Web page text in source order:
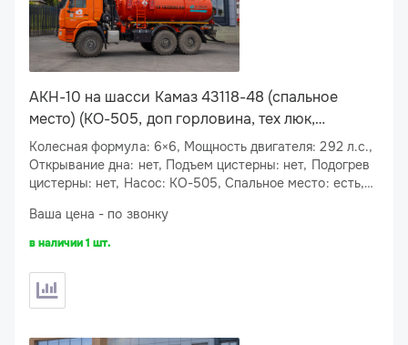
АКН-10 на шасси Камаз 43118-48 (спальное
место) (КО-505, доп горловина, тех люк,
подогрев слива)
Колесная формула: 6×6, Мощность двигателя: 292 л.с.,
Открывание дна: нет, Подъем цистерны: нет, Подогрев
цистерны: нет, Насос: КО-505, Спальное место: есть,
Ваша цена - по звонку
в наличии 1 шт.